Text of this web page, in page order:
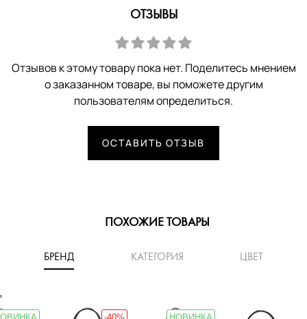
ОТЗЫВЫ
Отзывов к этому товару пока нет. Поделитесь мнением
о заказанном товаре, вы поможете другим
пользователям определиться.
ОСТАВИТЬ ОТЗЫВ
ПОХОЖИЕ ТОВАРЫ
БРЕНД КАТЕГОРИЯ ЦВЕТ
'